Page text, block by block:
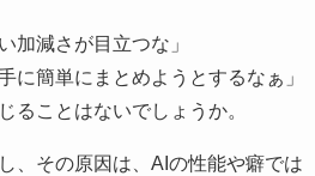
い加減さが目立つな」
手に簡単にまとめようとするなぁ」
ることはないでしょうか。
、その原因は、AIの性能や癖では